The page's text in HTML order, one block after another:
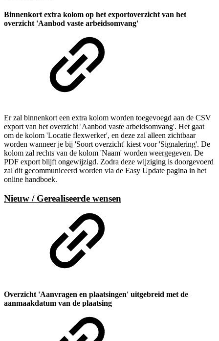
Binnenkort extra kolom op het exportoverzicht van het
overzicht 'Aanbod vaste arbeidsomvang'
Er zal binnenkort een extra kolom worden toegevoegd aan de CSV
export van het overzicht 'Aanbod vaste arbeidsomvang'. Het gaat
om de kolom 'Locatie flexwerker', en deze zal alleen zichtbaar
worden wanneer je bij 'Soort overzicht' kiest voor 'Signalering'. De
kolom zal rechts van de kolom 'Naam' worden weergegeven. De
PDF export blijft ongewijzigd. Zodra deze wijziging is doorgevoerd
zal dit gecommuniceerd worden via de Easy Update pagina in het
online handboek.
Nieuw / Gerealiseerde wensen
Overzicht 'Aanvragen en plaatsingen' uitgebreid met de
aanmaakdatum van de plaatsing